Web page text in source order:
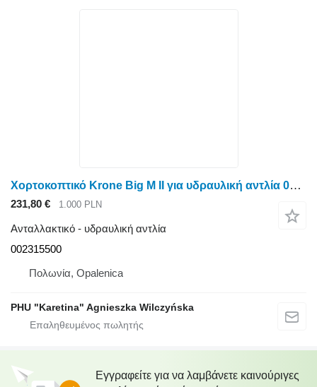
Χορτοκοπτικό Krone Big M II για υδραυλική αντλία 002315500
231,80 € 1.000 PLN
Ανταλλακτικό - υδραυλική αντλία
002315500
Πολωνία, Opalenica
PHU "Karetina" Agnieszka Wilczyńska
Εγγραφείτε για να λαμβάνετε καινούριγες